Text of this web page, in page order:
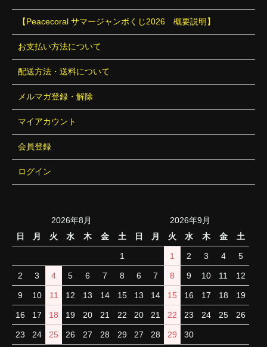
【Peacecoral サマージャンボくじ2026 概要説明】
お支払い方法について
配送方法・送料について
メルマガ登録・解除
マイアカウント
会員登録
ログイン
2026年8月
日
月 火 水 木 金 土
1
2 3 4 5 6 7 8
9 10 11 12 13 14 15
16 17 18 19 20 21 22
23 24 25 26 27 28 29
2026年9月
日
月 火 水 木 金 土
1 2 3 4 5
6 7 8 9 10 11 12
13 14 15 16 17 18 19
20 21 22 23 24 25 26
27 28 29 30